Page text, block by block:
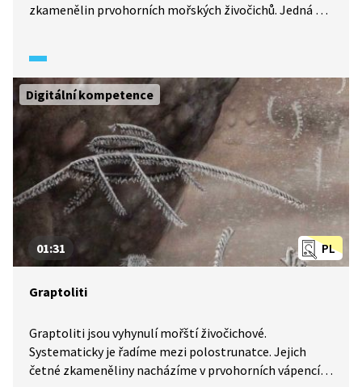
zkamenělin prvohorních mořských živočichů. Jedná se
mezi světové geoparky UNESCO.
Digitální kompetence
PL
01:31
Graptoliti
Graptoliti jsou vyhynulí mořští živočichové.
Systematicky je řadíme mezi polostrunatce. Jejich
četné zkameněliny nacházíme v prvohorních vápencích